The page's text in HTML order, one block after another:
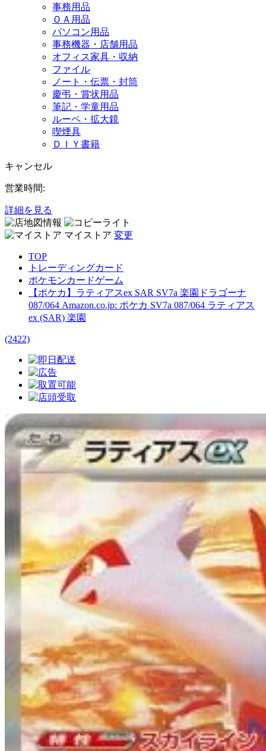
事務用品
ＯＡ用品
パソコン用品
事務機器・店舗用品
オフィス家具・収納
ファイル
ノート・伝票・封筒
慶弔・賞状用品
筆記・学童用品
ルーペ・拡大鏡
喫煙具
ＤＩＹ書籍
キャンセル
営業時間:
詳細を見る
マイストア 変更
TOP
トレーディングカード
ポケモンカードゲーム
【ポケカ】ラティアスex SAR SV7a 楽園ドラゴーナ
087/064 Amazon.co.jp: ポケカ SV7a 087/064 ラティアス
ex (SAR) 楽園
(2422)